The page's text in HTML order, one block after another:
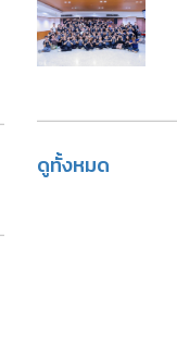
ดูทั้งหมด